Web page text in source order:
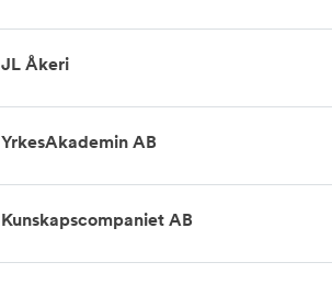
JL Åkeri
YrkesAkademin AB
Kunskapscompaniet AB